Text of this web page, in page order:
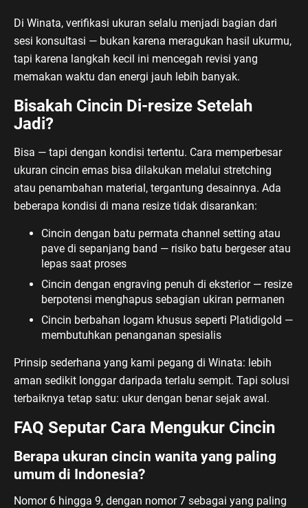
Di Winata, verifikasi ukuran selalu menjadi bagian dari
sesi konsultasi — bukan karena meragukan hasil ukurmu,
tapi karena langkah kecil ini mencegah revisi yang
memakan waktu dan energi jauh lebih banyak.
Bisakah Cincin Di-resize Setelah
Jadi?
Bisa — tapi dengan kondisi tertentu. Cara memperbesar
ukuran cincin emas bisa dilakukan melalui stretching
atau penambahan material, tergantung desainnya. Ada
beberapa kondisi di mana resize tidak disarankan:
Cincin dengan batu permata channel setting atau
pave di sepanjang band — risiko batu bergeser atau
lepas saat proses
Cincin dengan engraving penuh di eksterior — resize
berpotensi menghapus sebagian ukiran permanen
Cincin berbahan logam khusus seperti Platidigold —
membutuhkan penanganan spesialis
Prinsip sederhana yang kami pegang di Winata: lebih
aman sedikit longgar daripada terlalu sempit. Tapi solusi
terbaiknya tetap satu: ukur dengan benar sejak awal.
FAQ Seputar Cara Mengukur Cincin
Berapa ukuran cincin wanita yang paling
umum di Indonesia?
Nomor 6 hingga 9, dengan nomor 7 sebagai yang paling